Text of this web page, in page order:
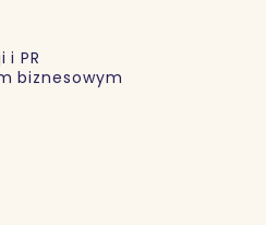
PR
biznesowym